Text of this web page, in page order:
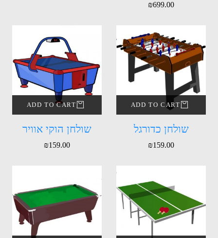
₪699.00
ADD TO CART
שולחן כדורגל
₪ 159.00
ADD TO CART
שולחן הוקי אוויר
₪ 159.00